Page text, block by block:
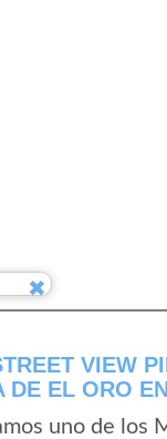
VIEW
DE EL ORO
uno de los